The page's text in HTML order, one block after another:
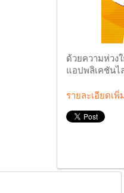
ด้วยความห่วง
แอปพลิเคชันไ
รายละเอียดเ